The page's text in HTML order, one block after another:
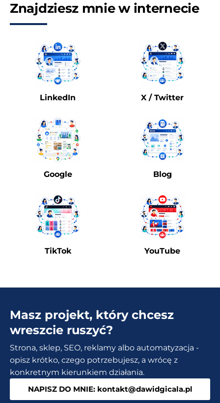
Znajdziesz mnie w internecie
LinkedIn X / Twitter
Google Blog
TikTok YouTube
Masz projekt, który chcesz
wreszcie ruszyć?
Strona, sklep, SEO, reklamy albo automatyzacja -
opisz krótko, czego potrzebujesz, a wrócę z
konkretnym kierunkiem działania.
NAPISZ DO MNIE: kontakt@dawidgicala.pl